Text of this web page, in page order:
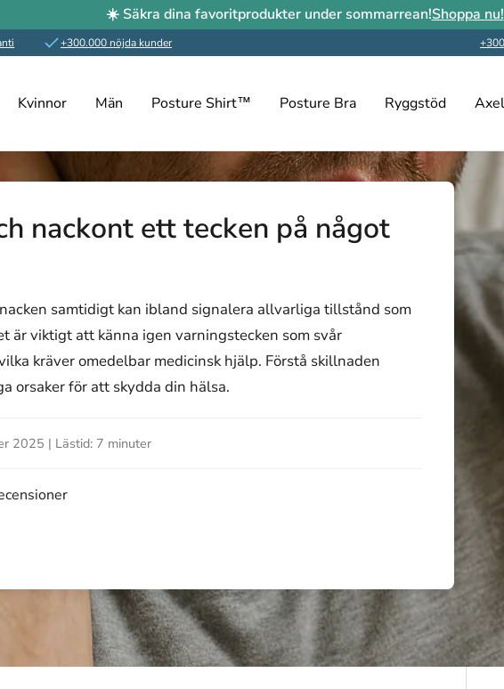
☀️ Säkra dina favoritprodukter under sommarrean!Shoppa nu!
+300.000 nöjda kunder
Kvinnor Män Posture Shirt™ Posture Bra Ryggstöd
nackont ett tecken på något
samtidigt kan ibland signalera allvarliga tillstånd som
är viktigt att känna igen varningstecken som svår
kräver omedelbar medicinsk hjälp. Förstå skillnaden
orsaker för att skydda din hälsa.
2025 | Lästid: 7 minuter